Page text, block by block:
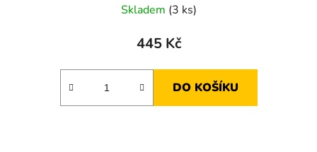
Skladem (3 ks)
445 Kč
DO KOŠÍKU